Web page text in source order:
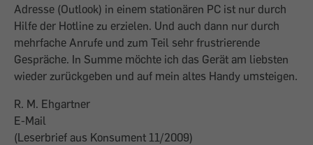
Adresse (Outlook) in einem stationären PC ist nur durch
Hilfe der Hotline zu erzielen. Und auch dann nur durch
mehrfache Anrufe und zum Teil sehr frustrierende
Gespräche. In Summe möchte ich das Gerät am liebsten
wieder zurückgeben und auf mein altes Handy umsteigen.
R. M. Ehgartner
E-Mail
(Leserbrief aus Konsument 11/2009)